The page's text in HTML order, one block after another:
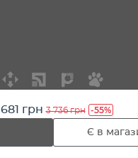
681 грн 3 736 грн -55%
Є в
ювелірна фабрика -